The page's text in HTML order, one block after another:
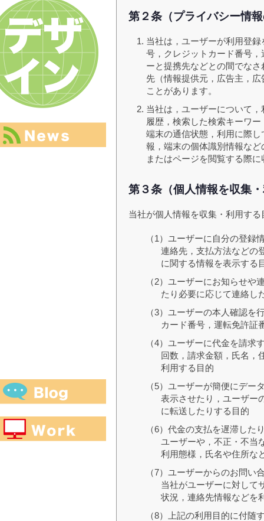
第２条（プライバシー情
当社は，ユーザーが利用登
号，クレジットカード番号
ーと提携先などとの間でな
先（情報提供元，広告主，
ことがあります。
当社は，ユーザーについて
履歴，検索した検索キーワ
端末の通信状態，利用に際
報，端末の個体識別情報な
またはページを閲覧する際
第３条（個人情報を収集
当社が個人情報を収集・利用す
（1）ユーザーに自分の登
連絡先，支払方法などの
に関する情報を表示する
（2）ユーザーにお知らせ
たり必要に応じて連絡し
（3）ユーザーの本人確認
カード番号，運転免許証
（4）ユーザーに代金を請
回数，請求金額，氏名，
利用する目的
（5）ユーザーが簡便にデ
表示させたり，ユーザー
に転送したりする目的
（6）代金の支払を遅滞し
ユーザーや，不正・不当
利用態様，氏名や住所な
（7）ユーザーからのお問
当社がユーザーに対して
状況，連絡先情報などを
（8）上記の利用目的に付随